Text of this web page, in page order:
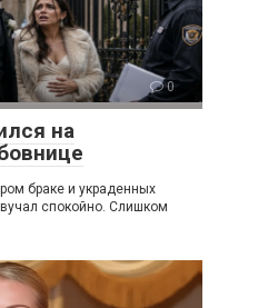
0
на
браке и украденных
спокойно. Слишком